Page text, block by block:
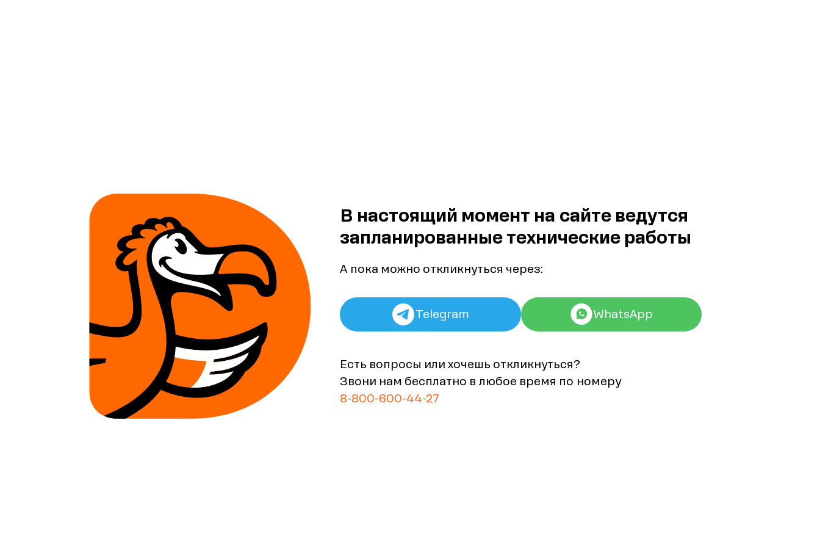
В настоящий момент на сайте ведутся
запланированные технические работы
А пока можно откликнуться через:
Telegram WhatsApp
Есть вопросы или хочешь откликнуться?
Звони нам бесплатно в любое время по номеру
8-800-600-44-27